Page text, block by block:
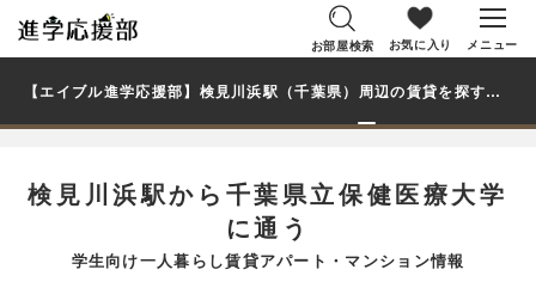
お部屋検索 お気に入り メニュー
【エイブル進学応援部】検見川浜駅（千葉県）周辺の賃貸を探す｜千葉県立保健医療大学学生・大学生の一人暮らし向け賃貸マンション・アパート
検見川浜駅から千葉県立保健医療大学
に通う
学生向け一人暮らし賃貸アパート・マンション情報